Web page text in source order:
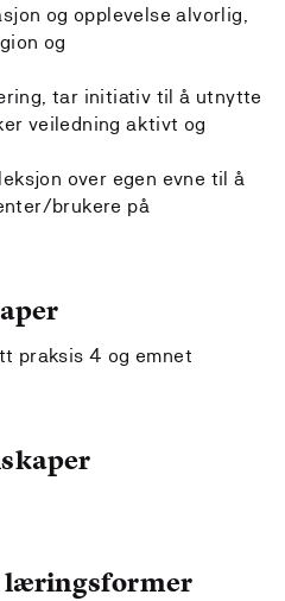
og opplevelse alvorlig,
og
tar initiativ til å utnytte
veiledning aktivt og
over egen evne til å
brukere på
praksis 4 og emnet
læringsformer